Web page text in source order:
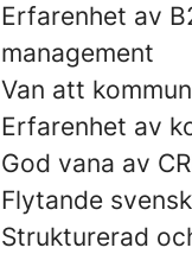
Erfarenhet av
management
Van att
Erfarenhet av
God vana av
Flytande
Strukturerad